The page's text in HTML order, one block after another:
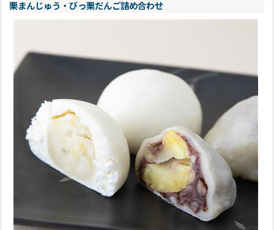
栗まんじゅう・びっ栗だんご詰め合わせ